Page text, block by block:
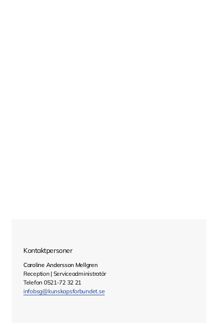
Kontaktpersoner
Caroline Andersson Mellgren
Reception | Serviceadministratör
Telefon 0521-72 32 21
infobsg@kunskapsforbundet.se